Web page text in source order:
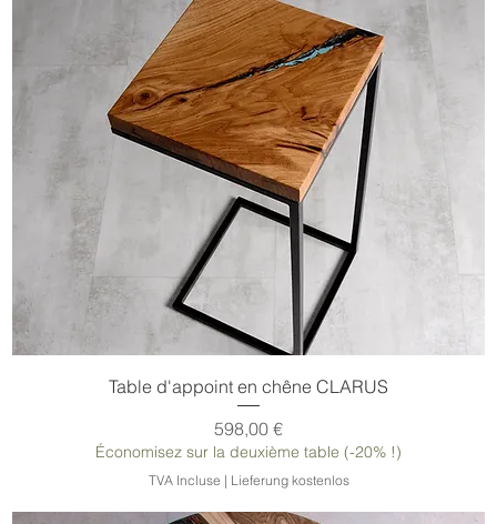
Table d'appoint en chêne CLARUS
Prix
598,00 €
Économisez sur la deuxième table (-20% !)
TVA Incluse | Lieferung kostenlos